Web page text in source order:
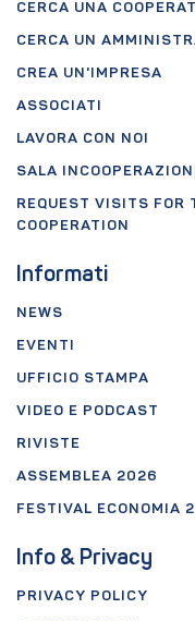
CERCA UNA
CERCA UN
CREA UN'IMPRESA
ASSOCIATI
LAVORA CON NOI
SALA
REQUEST VISITS FOR
COOPERATION
Informati
NEWS
EVENTI
UFFICIO STAMPA
VIDEO E PODCAST
RIVISTE
ASSEMBLEA 2026
FESTIVAL ECONOMIA
Info & Privacy
PRIVACY POLICY